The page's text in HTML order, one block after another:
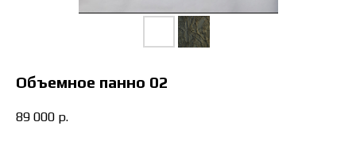
Объемное панно 02
89 000 р.